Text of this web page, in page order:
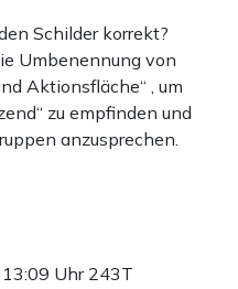
Schilder korrekt?
Umbenennung von
Aktionsfläche“ , um
zu empfinden und
anzusprechen.
Uhr 243T